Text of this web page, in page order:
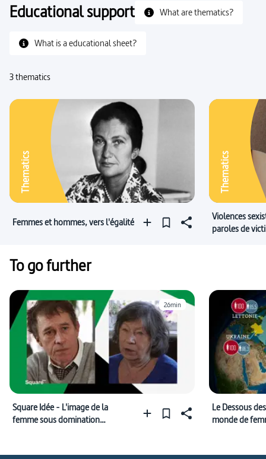
Educational support What are thematics?
What is a educational sheet?
3 thematics
Thematics
Femmes et hommes, vers l'égalité
Thematics
Violences
paroles de
To go further
26min
Square Idée - L'image de la
femme sous domination
Le Dessous
monde de